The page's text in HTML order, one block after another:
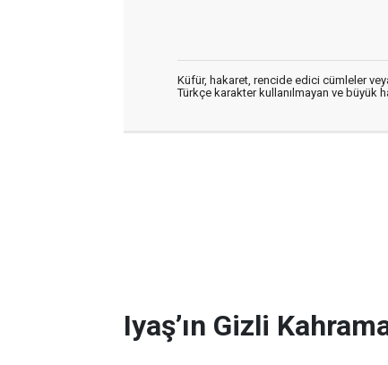
Küfür, hakaret, rencide edici cümleler
Türkçe karakter kullanılmayan ve büyük
Iyaş’ın Gizli